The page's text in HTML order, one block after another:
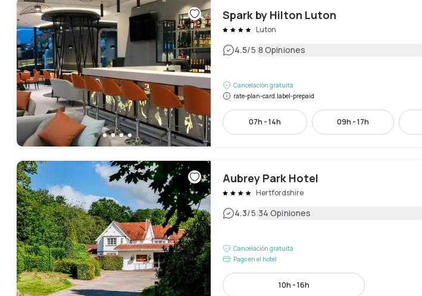
Spark by Hilton Luton
Luton
4.5/5|8 Opiniones
Cancelación gratuita
rate-plan-card.label-prepaid
07h - 14h 09h - 17h
Aubrey Park Hotel
Hertfordshire
4.3/5|34 Opiniones
Cancelación gratuita
Pago en el hotel
10h - 16h